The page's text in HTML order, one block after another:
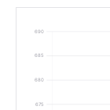
690
685
680
675